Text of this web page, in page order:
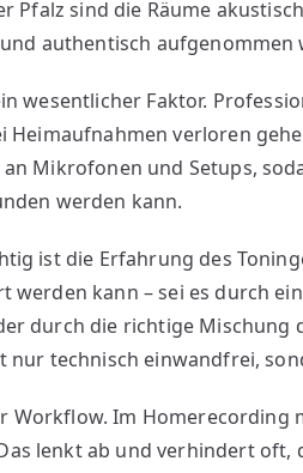
Pfalz sind die Räume
authentisch aufgenommen
wesentlicher Faktor.
Heimaufnahmen verloren
Mikrofonen und Setups,
werden kann.
ist die Erfahrung des
werden kann – sei es durch
durch die richtige Mischung
nur technisch einwandfrei,
Workflow. Im Homerecording
lenkt ab und verhindert oft,